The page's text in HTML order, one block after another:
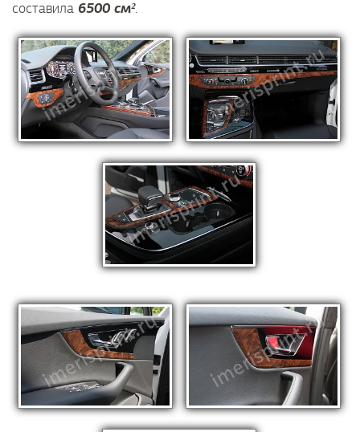
составила 6500 см².